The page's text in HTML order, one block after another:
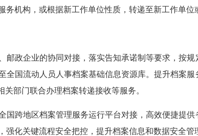
机构，或根据新工作单位性质，转递至新工作单位
邮政企业的协同对接，落实告知承诺制等要求，按
全国流动人员人事档案基础信息资源库。提升档案
部门联合办理档案转递接收等服务。
国跨地区档案管理服务运行平台对接，高效便捷提
化关键流程安全把控，提升档案信息和数据安全管